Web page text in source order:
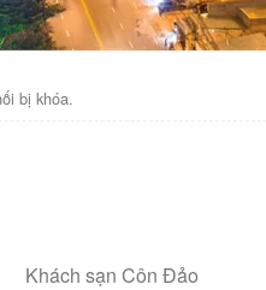
bị khóa.
Khách sạn Côn Đảo